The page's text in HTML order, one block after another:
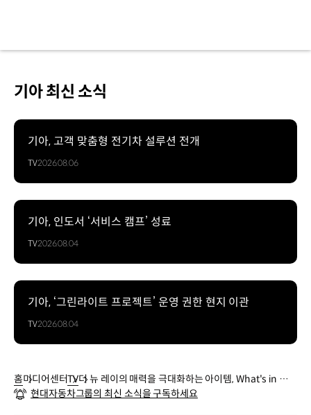
기아 최신 소식
기아, 고객 맞춤형 전기차 설루션 전개
TV2026.08.06
기아, 인도서 ‘서비스 캠프’ 성료
TV2026.08.04
기아, ‘그린라이트 프로젝트’ 운영 권한 현지 이관
TV2026.08.04
홈미디어센터TV더 뉴 레이의 매력을 극대화하는 아이템, What's in my
car! | 기아
현대자동차그룹의 최신 소식을 구독하세요